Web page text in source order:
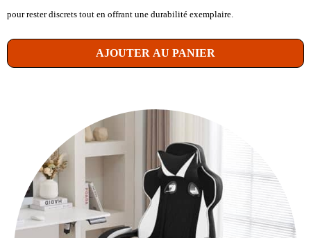
pour rester discrets tout en offrant une durabilité exemplaire.
AJOUTER AU PANIER